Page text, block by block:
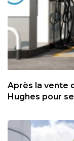
Après la vente
Hughes pour